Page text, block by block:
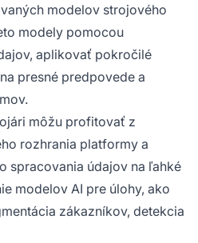
modelov strojového
modely pomocou
aplikovať pokročilé
presné predpovede a
môžu profitovať z
rozhrania platformy a
spracovania údajov na ľahké
modelov AI pre úlohy, ako
zákazníkov, detekcia